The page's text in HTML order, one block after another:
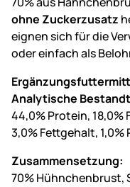
ohne Zuckerzusatz
eignen sich für die
oder einfach als
Analytische
44,0% Protein, 18,0%
3,0% Fettgehalt, 1,0%
Zusammensetzung:
70% Hühnchenbrust,